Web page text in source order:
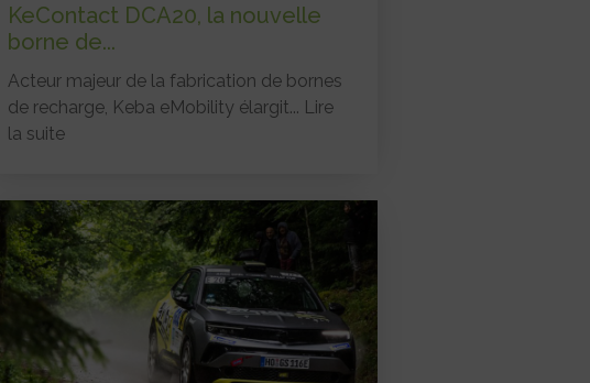
KeContact DCA20, la nouvelle
borne de...
Acteur majeur de la fabrication de bornes
de recharge, Keba eMobility élargit... Lire
la suite